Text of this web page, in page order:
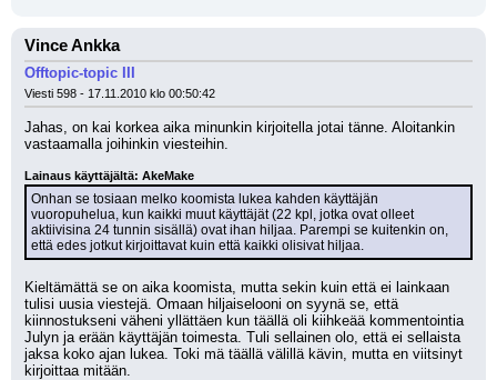
Vince Ankka
Offtopic-topic III
Viesti 598 - 17.11.2010 klo 00:50:42
Jahas, on kai korkea aika minunkin kirjoitella jotai tänne. Aloitankin
vastaamalla joihinkin viesteihin.
Lainaus käyttäjältä: AkeMake
Onhan se tosiaan melko koomista lukea kahden käyttäjän
vuoropuhelua, kun kaikki muut käyttäjät (22 kpl, jotka ovat olleet
aktiivisina 24 tunnin sisällä) ovat ihan hiljaa. Parempi se kuitenkin on,
että edes jotkut kirjoittavat kuin että kaikki olisivat hiljaa.
Kieltämättä se on aika koomista, mutta sekin kuin että ei lainkaan
tulisi uusia viestejä. Omaan hiljaiselooni on syynä se, että
kiinnostukseni väheni yllättäen kun täällä oli kiihkeää kommentointia
Julyn ja erään käyttäjän toimesta. Tuli sellainen olo, että ei sellaista
jaksa koko ajan lukea. Toki mä täällä välillä kävin, mutta en viitsinyt
kirjoittaa mitään.